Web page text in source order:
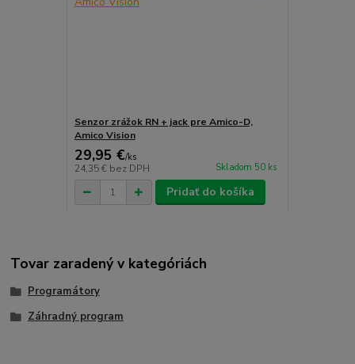
Senzor zrážok RN + jack pre Amico-D,
Amico Vision
29,95 €/ks
24,35 € bez DPH Skladom 50 ks
Pridať do košíka
Tovar zaradený v kategóriách
Programátory
Záhradný program